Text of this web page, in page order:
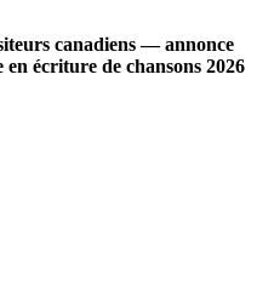
canadiens — annonce
écriture de chansons 2026